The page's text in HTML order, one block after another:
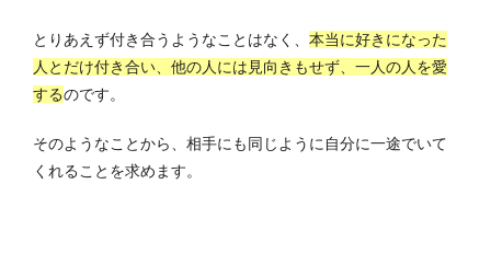
とりあえず付き合うようなことはなく、 本当に好きになった
人とだけ付き合い、他の人には見向きもせず、一人の人を愛
するのです。
そのようなことから、相手にも同じように自分に一途でいて
くれることを求めます。